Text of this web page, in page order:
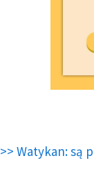
>> Watykan: są